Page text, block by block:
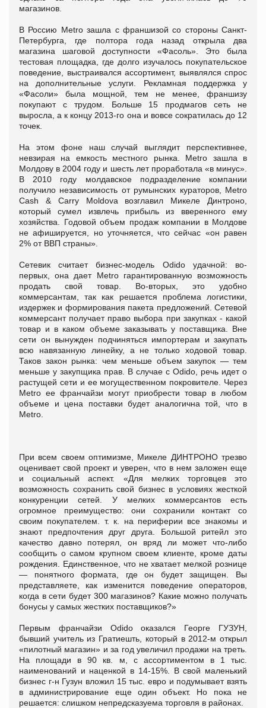
магазинов.
В Россию Metro зашла с франшизой со стороны Санкт-
Петербурга, где полтора года назад открыла два
магазина шаговой доступности «Фасоль». Это была
тестовая площадка, где долго изучалось покупательское
поведение, выстраивался ассортимент, выявлялся спрос
на дополнительные услуги. Рекламная поддержка у
«Фасоли» была мощной, тем не менее, франшизу
покупают с трудом. Больше 15 продмагов сеть не
выросла, а к концу 2013-го она и вовсе сократилась до 12
точек.
На этом фоне наш случай выглядит перспективнее,
невзирая на емкость местного рынка. Metro зашла в
Молдову в 2004 году и шесть лет проработала «в минус».
В 2010 году молдавское подразделение компании
получило независимость от румынских кураторов, Metro
Cash & Carry Moldova возглавил Микеле Динтроно,
который сумел извлечь прибыль из вверенного ему
хозяйства. Годовой объем продаж компании в Молдове
не афишируется, но уточняется, что сейчас «он равен
2% от ВВП страны».
Сетевик считает бизнес-модель Odido удачной: во-
первых, она дает Metro гарантированную возможность
продать свой товар. Во-вторых, это удобно
коммерсантам, так как решается проблема логистики,
издержек и формирования пакета предложений. Сетевой
коммерсант получает право выбора при закупках - какой
товар и в каком объеме заказывать у поставщика. Вне
сети он вынужден подчиняться импортерам и закупать
всю навязанную линейку, а не только ходовой товар.
Таков закон рынка: чем меньше объем закупок — тем
меньше у закупщика прав. В случае с Odido, речь идет о
растущей сети и ее могущественном покровителе. Через
Metro ее франчайзи могут приобрести товар в любом
объеме и цена поставки будет аналогична той, что в
Metro.
При всем своем оптимизме, Микеле ДИНТРОНО трезво
оценивает свой проект и уверен, что в нем заложен еще
и социальный аспект. «Для мелких торговцев это
возможность сохранить свой бизнес в условиях жесткой
конкуренции сетей. У мелких коммерсантов есть
огромное преимущество: они сохранили контакт со
своим покупателем. т. к. на периферии все знакомы и
знают предпочтения друг друга. Большой ритейл это
качество давно потерял, он вряд ли может что-либо
сообщить о самом крупном своем клиенте, кроме даты
рождения. Единственное, что не хватает мелкой рознице
— понятного формата, где он будет защищен. Вы
представляете, как изменится поведение операторов,
когда в сети будет 300 магазинов? Какие можно получать
бонусы у самых жестких поставщиков?»
Первым франчайзи Odido оказался Георге ГУЗУН,
бывший учитель из Гратиешть, который в 2012-м открыл
«пилотный магазин» и за год увеличил продажи на треть.
На площади в 90 кв. м, с ассортиментом в 1 тыс.
наименований и наценкой в 14-15%. В свой маленький
бизнес г-н Гузун вложил 15 тыс. евро и подумывает взять
в администрирование еще один объект. Но пока не
решается: слишком непредсказуема торговля в районах.